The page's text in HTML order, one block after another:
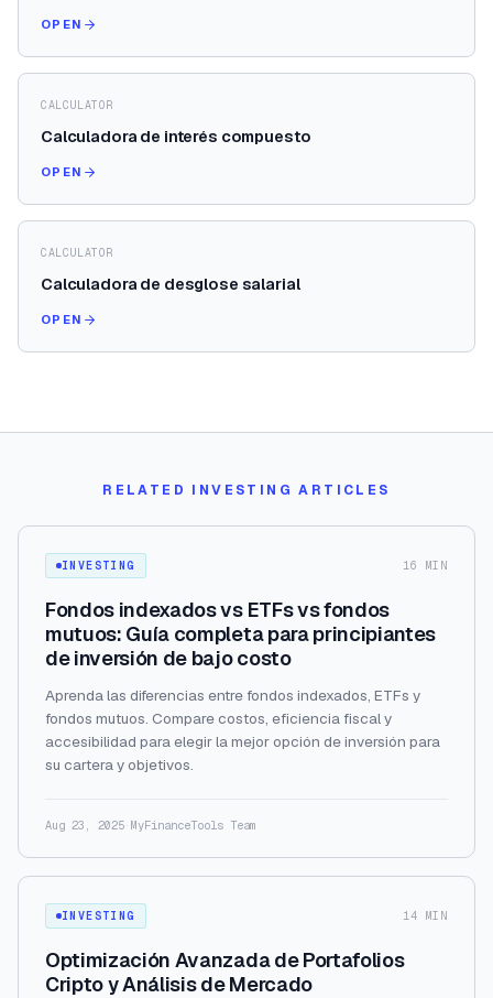
OPEN
CALCULATOR
Calculadora de interés compuesto
OPEN
CALCULATOR
Calculadora de desglose salarial
OPEN
RELATED INVESTING ARTICLES
INVESTING 16 MIN
Fondos indexados vs ETFs vs fondos
mutuos: Guía completa para principiantes
de inversión de bajo costo
Aprenda las diferencias entre fondos indexados, ETFs y
fondos mutuos. Compare costos, eficiencia fiscal y
accesibilidad para elegir la mejor opción de inversión para
su cartera y objetivos.
Aug 23, 2025· MyFinanceTools Team
INVESTING 14 MIN
Optimización Avanzada de Portafolios
Cripto y Análisis de Mercado